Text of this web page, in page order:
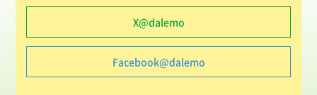
X@dalemo
Facebook@dalemo